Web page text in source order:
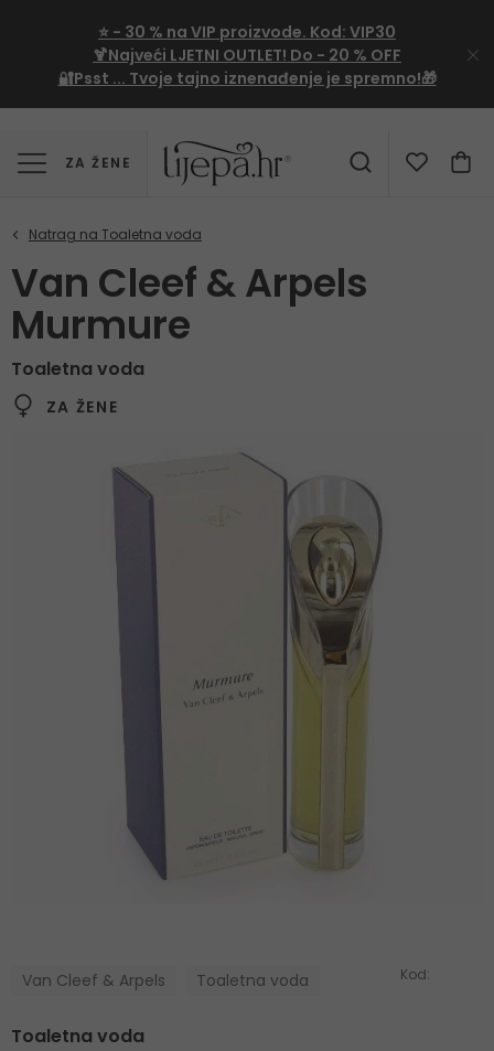
⭐ - 30 % na VIP proizvode. Kod: VIP30
🍹Najveći LJETNI OUTLET! Do - 20 % OFF
🔐Psst ... Tvoje tajno iznenađenje je spremno!🎁
ZA ŽENE
Van Cleef & Arpels
Murmure
Toaletna voda
ZA ŽENE
Van Cleef & Arpels Toaletna voda Kod:
Toaletna voda